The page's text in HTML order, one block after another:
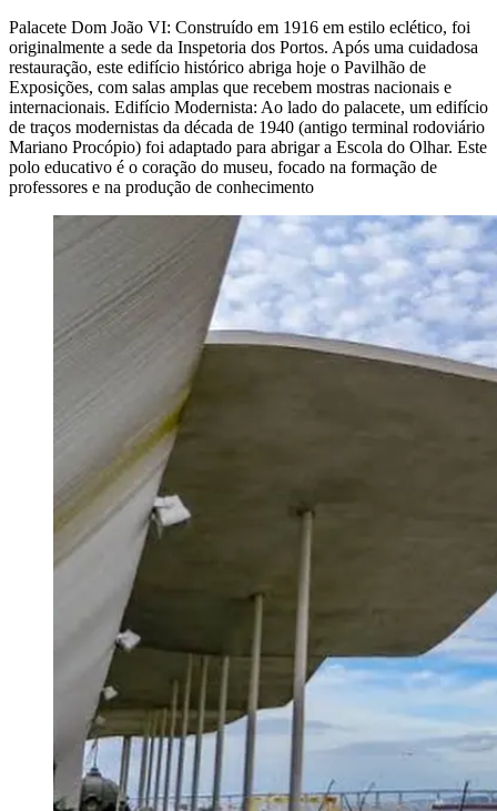
Palacete Dom João VI: Construído em 1916 em estilo eclético, foi
originalmente a sede da Inspetoria dos Portos. Após uma cuidadosa
restauração, este edifício histórico abriga hoje o Pavilhão de
Exposições, com salas amplas que recebem mostras nacionais e
internacionais. Edifício Modernista: Ao lado do palacete, um edifício
de traços modernistas da década de 1940 (antigo terminal rodoviário
Mariano Procópio) foi adaptado para abrigar a Escola do Olhar. Este
polo educativo é o coração do museu, focado na formação de
professores e na produção de conhecimento